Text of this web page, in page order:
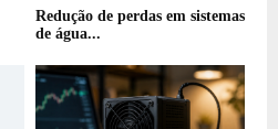
Redução de perdas em sistemas
de água...